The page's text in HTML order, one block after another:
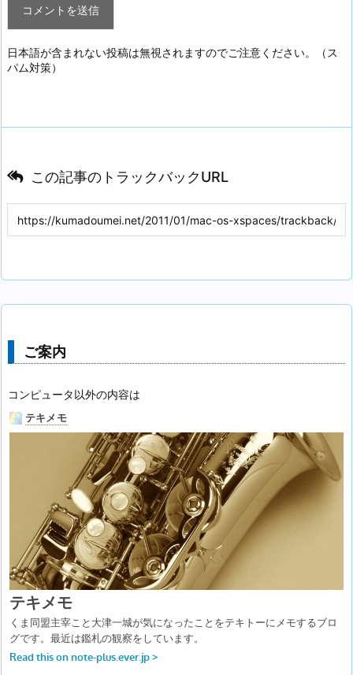
日本語が含まれない投稿は無視されますのでご注意ください。（ス
パム対策）
この記事のトラックバックURL
ご案内
コンピュータ以外の内容は